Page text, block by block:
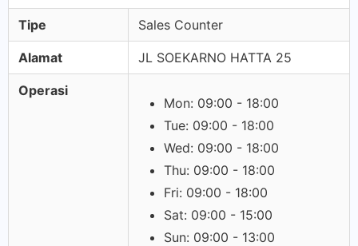
Tipe Sales Counter
Alamat JL SOEKARNO HATTA 25
Operasi
Mon: 09:00 - 18:00
Tue: 09:00 - 18:00
Wed: 09:00 - 18:00
Thu: 09:00 - 18:00
Fri: 09:00 - 18:00
Sat: 09:00 - 15:00
Sun: 09:00 - 13:00